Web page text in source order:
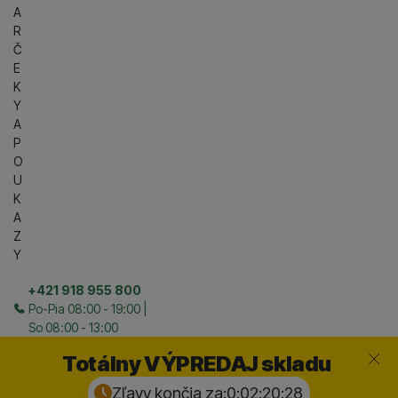
A
R
Č
E
K
Y
A
P
O
U
K
A
Z
Y
+421 918 955 800
Po-Pia 08:00 - 19:00 |
So 08:00 - 13:00
Totálny VÝPREDAJ skladu
Zľavy končia za:0:02:20:28
Zavrieť